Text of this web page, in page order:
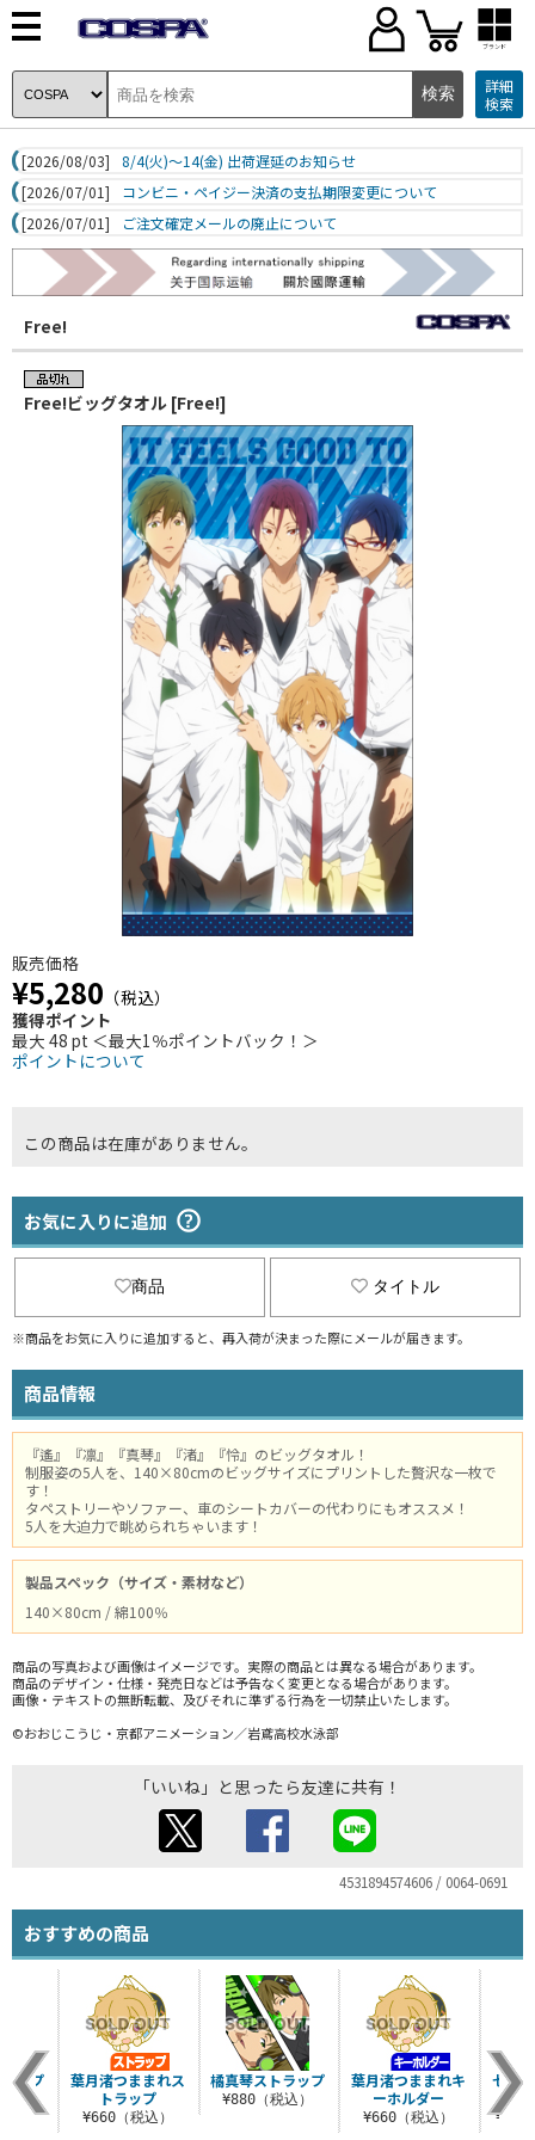
ブランド
詳細
検索
[2026/08/03]
8/4(火)～14(金) 出荷遅延のお知らせ
[2026/07/01]
コンビニ・ペイジー決済の支払期限変更について
[2026/07/01]
ご注文確定メールの廃止について
Free!
Free!ビッグタオル [Free!]
販売価格
¥5,280 （税込）
獲得ポイント
最大 48 pt ＜最大1％ポイントバック！＞
ポイントについて
この商品は在庫がありません。
お気に入りに追加
商品 タイトル
※商品をお気に入りに追加すると、再入荷が決まった際にメールが届きます。
商品情報
『遙』『凛』『真琴』『渚』『怜』のビッグタオル！
制服姿の5人を、140×80cmのビッグサイズにプリントした贅沢な一枚で
す！
タペストリーやソファー、車のシートカバーの代わりにもオススメ！
5人を大迫力で眺められちゃいます！
製品スペック（サイズ・素材など）
140×80cm / 綿100％
商品の写真および画像はイメージです。実際の商品とは異なる場合があります。
商品のデザイン・仕様・発売日などは予告なく変更となる場合があります。
画像・テキストの無断転載、及びそれに準ずる行為を一切禁止いたします。
©おおじこうじ・京都アニメーション／岩鳶高校水泳部
「いいね」と思ったら友達に共有！
4531894574606 / 0064-0691
おすすめの商品
橘真琴ストラップ
¥880（税込）
葉月渚つままれキ
ーホルダー
¥660（税込）
七瀬
ップ
込）
葉月渚つままれス
トラップ
¥660（税込）